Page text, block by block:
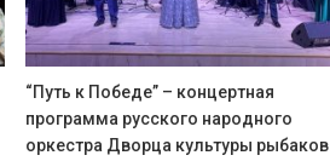
“Путь к Победе” – концертная
программа русского народного
оркестра Дворца культуры рыбаков